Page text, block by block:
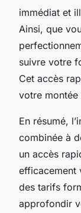
immédiat et
Ainsi, que
suivre votre
Cet accès
votre montée
En résumé,
combinée à
un accès
efficacement
des tarifs
approfondir